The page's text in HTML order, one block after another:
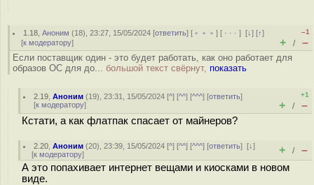
1.18 ,Аноним (18), 23:27, 15/05/2024 [ответить] [ ﹢﹢﹢] [ · · ·][↓] [↑]
[к модератору]
–1
+ / –
Если поставщик один - это будет работать, как оно работает для
образов ОС для до... большой текст свёрнут, показать
2.19 ,Аноним (19), 23:31, 15/05/2024 [^] [^^] [^^^] [ответить]
[к модератору]
+1
+ / –
Кстати, а как флатпак спасает от майнеров?
2.20 ,Аноним (20), 23:39, 15/05/2024 [^] [^^] [^^^] [ответить][↓]
[к модератору] + / –
А это попахивает интернет вещами и киосками в новом
виде.